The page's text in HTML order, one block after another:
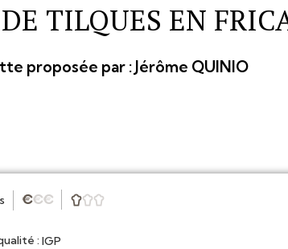
TILQUES EN
proposée par :Jérôme QUINIO
★★★ 
: IGP